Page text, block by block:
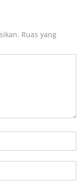
Ruas yang